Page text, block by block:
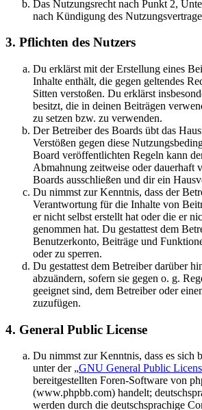
Das Nutzungsrecht nach Punkt 2,
nach Kündigung des
3. Pflichten des Nutzers
Du erklärst mit der Erstellung eines
Inhalte enthält, die gegen geltendes
Sitten verstoßen. Du erklärst
besitzt, die in deinen Beiträgen
zu setzen bzw. zu verwenden.
Der Betreiber des Boards übt das
Verstößen gegen diese
Board veröffentlichten Regeln kann
Abmahnung zeitweise oder dauerhaft
Boards ausschließen und dir ein
Du nimmst zur Kenntnis, dass der
Verantwortung für die Inhalte von
er nicht selbst erstellt hat oder die er
genommen hat. Du gestattest dem
Benutzerkonto, Beiträge und
oder zu sperren.
Du gestattest dem Betreiber darüber
abzuändern, sofern sie gegen o. g.
geeignet sind, dem Betreiber oder
zuzufügen.
4. General Public License
Du nimmst zur Kenntnis, dass es sich
unter der „GNU General Public
bereitgestellten Foren-Software von
(www.phpbb.com) handelt;
werden durch die deutschsprachige